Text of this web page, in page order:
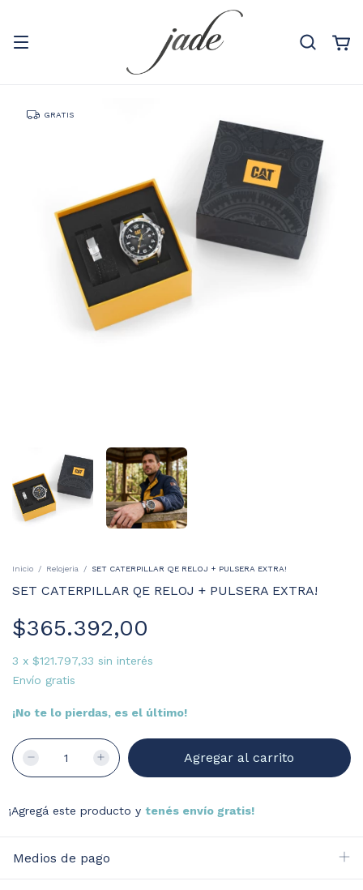
GRATIS
Inicio / Relojeria / SET CATERPILLAR QE RELOJ + PULSERA EXTRA!
SET CATERPILLAR QE RELOJ + PULSERA EXTRA!
$365.392,00
3 x $121.797,33 sin interés
Envío gratis
¡No te lo pierdas, es el último!
¡Agregá este producto y tenés envío gratis!
Medios de pago